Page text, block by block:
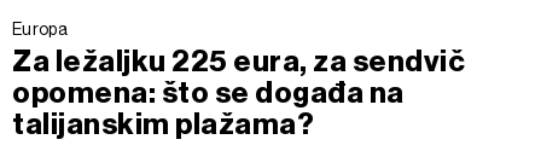
Europa
Za ležaljku 225 eura, za sendvič
opomena: što se događa na
talijanskim plažama?